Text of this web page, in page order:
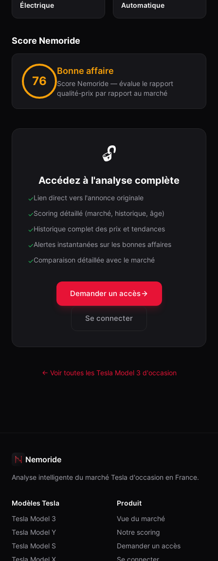
Électrique Automatique
Score Nemoride
76
Bonne affaire
Score Nemoride — évalue le rapport
qualité-prix par rapport au marché
🔓
Accédez à l'analyse complète
✓Lien direct vers l'annonce originale
✓Scoring détaillé (marché, historique, âge)
✓Historique complet des prix et tendances
✓Alertes instantanées sur les bonnes affaires
✓Comparaison détaillée avec le marché
Demander un accès
Se connecter
← Voir toutes les Tesla Model 3 d'occasion
Nemoride
Analyse intelligente du marché Tesla d'occasion en France.
Modèles Tesla
Tesla Model 3
Tesla Model Y
Tesla Model S
Tesla Model X
Produit
Vue du marché
Notre scoring
Demander un accès
Se connecter